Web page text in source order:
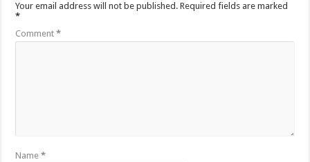
Your email address will not be published. Required fields are marked
*
Comment*
Name*